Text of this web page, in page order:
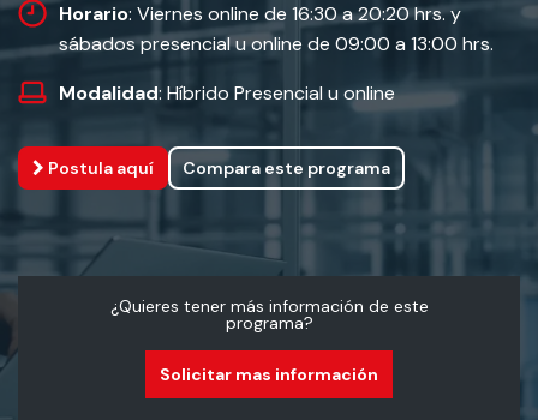
Horario: Viernes online de 16:30 a 20:20 hrs. y
sábados presencial u online de 09:00 a 13:00 hrs.
Modalidad: Híbrido Presencial u online
Postula aquí Compara este programa
¿Quieres tener más información de este
programa?
Solicitar mas información